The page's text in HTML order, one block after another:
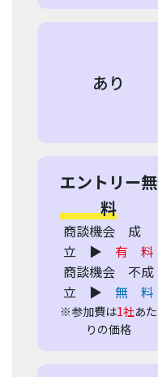
あり
エントリー無
料
商談機会 成
立 ▶ 有 料
商談機会 不成
立 ▶ 無 料
※参加費は1社あた
りの価格